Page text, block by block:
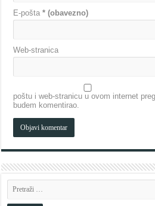
E-pošta* (obavezno)
Web-stranica
poštu i web-stranicu u ovom internet
budem komentirao.